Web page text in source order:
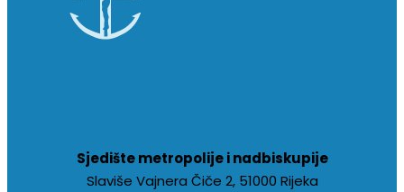
Sjedište metropolije i nadbiskupije
Slaviše Vajnera Čiče 2, 51000 Rijeka